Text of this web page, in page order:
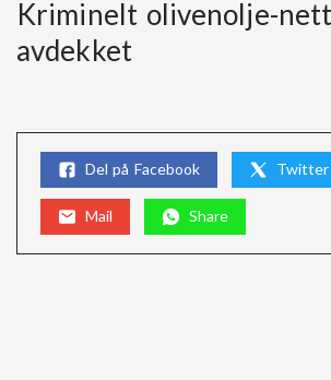
Kriminelt olivenolje-
avdekket
Del på Facebook Twitter
Mail Share